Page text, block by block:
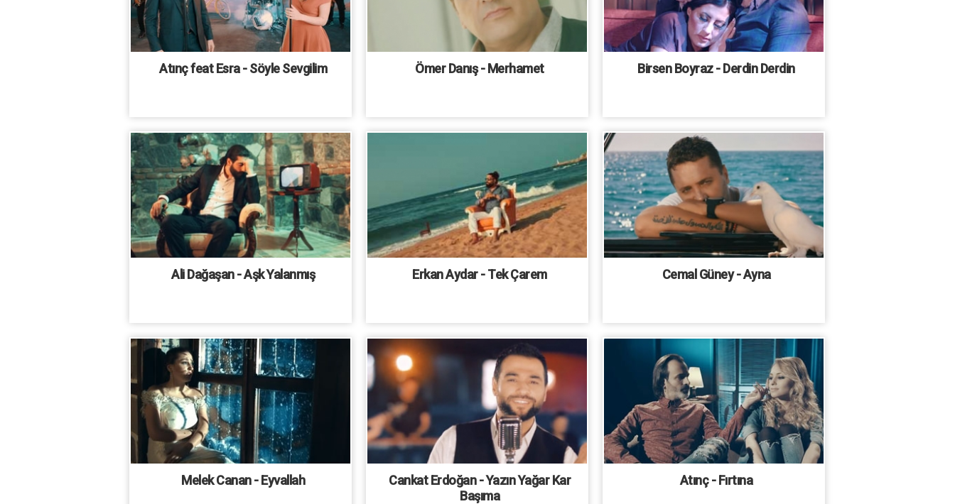
Atınç feat Esra - Söyle Sevgilim Ömer Danış - Merhamet Birsen Boyraz - Derdin Derdin
Ali Dağaşan - Aşk Yalanmış Erkan Aydar - Tek Çarem Cemal Güney - Ayna
Melek Canan - Eyvallah
Cankat Erdoğan - Yazın Yağar Kar
Başıma
Atınç - Fırtına